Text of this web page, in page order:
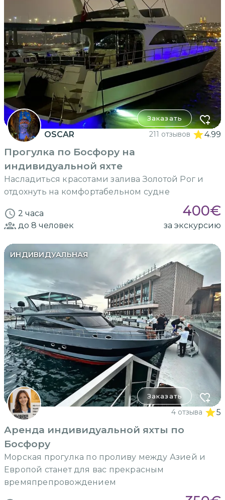
Заказать
OSCAR 211 отзывов 4.99
Прогулка по Босфору на
индивидуальной яхте
Насладиться красотами залива Золотой Рог и
отдохнуть на комфортабельном судне
2 часа 400€
до 8 человек за экскурсию
ИНДИВИДУАЛЬНАЯ
Заказать
4 отзыва 5
Аренда индивидуальной яхты по
Босфору
Морская прогулка по проливу между Азией и
Европой станет для вас прекрасным
времяпрепровождением